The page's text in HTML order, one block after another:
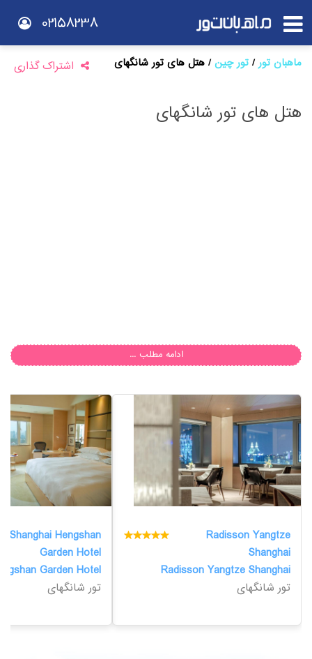
02158238
ماهبان تور تور چین هتل های تور شانگهای
هتل های تور شانگهای
اشتراک گذاری
ادامه مطلب ...
Radisson Yangtze
Shanghai
Radisson Yangtze Shanghai
تور شانگهای
Shanghai Hengshan
Garden Hotel
Garden Hotel
تور شانگهای